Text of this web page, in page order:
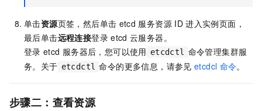
单击资源页签，然后单击 etcd 服务资源 ID 进入实例页面，
最后单击远程连接登录 etcd 云服务器。
登录 etcd 服务器后，您可以使用 etcdctl 命令管理集群服
务。关于 etcdctl 命令的更多信息，请参见 etcdcl 命令。
步骤二：查看资源